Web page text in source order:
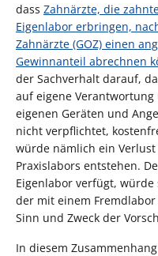
dass Zahnärzte, die
Eigenlabor erbringen,
Zahnärzte (GOZ) einen
Gewinnanteil abrechnen
der Sachverhalt darauf,
auf eigene
eigenen Geräten und
nicht verpflichtet,
würde nämlich ein
Praxislabors entstehen.
Eigenlabor verfügt,
der mit einem
Sinn und Zweck der
In diesem